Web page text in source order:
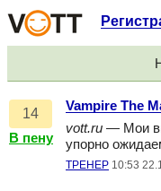
14
В пену
Vampire The
vott.ru — Мои
упорно
TPEHEP 10:53